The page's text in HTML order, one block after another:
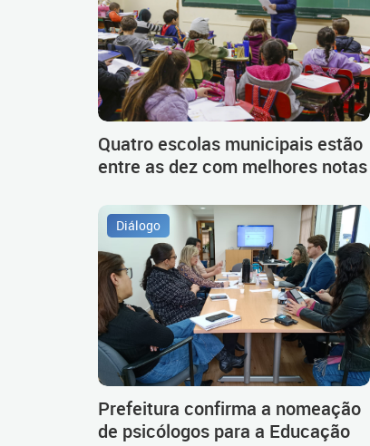
Quatro escolas municipais estão
entre as dez com melhores notas
Diálogo
Prefeitura confirma a nomeação
de psicólogos para a Educação